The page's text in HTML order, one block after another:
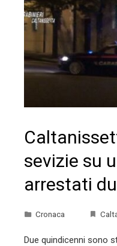
sevizie su
arrestati
Cronaca
Due quindicenni sono